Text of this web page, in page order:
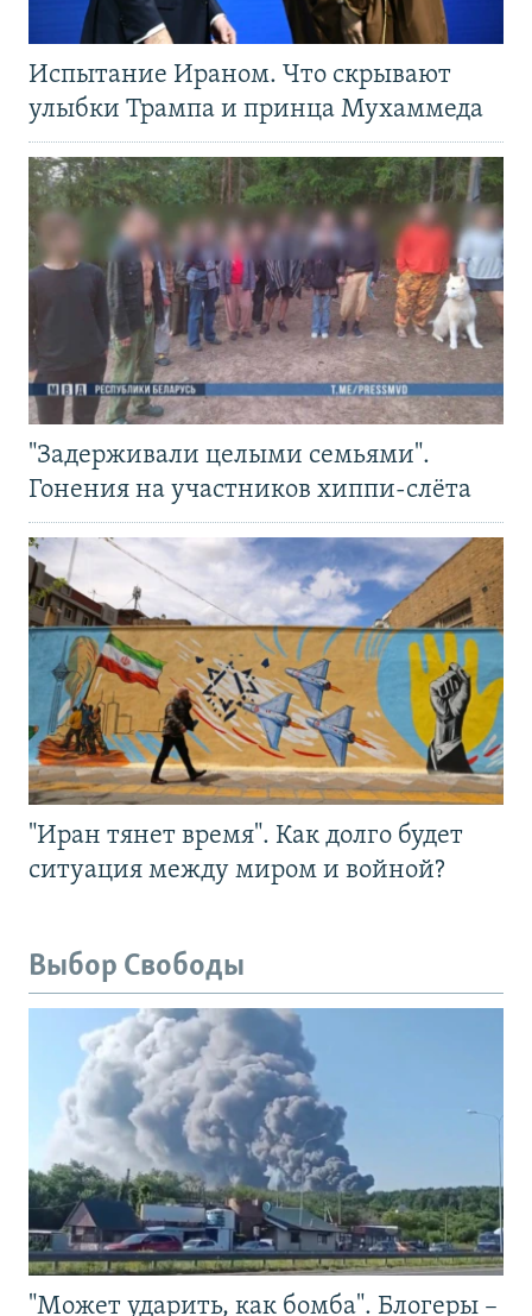
Испытание Ираном. Что скрывают
улыбки Трампа и принца Мухаммеда
"Задерживали целыми семьями".
Гонения на участников хиппи-слёта
"Иран тянет время". Как долго будет
ситуация между миром и войной?
Выбор Свободы
"Может ударить, как бомба". Блогеры –